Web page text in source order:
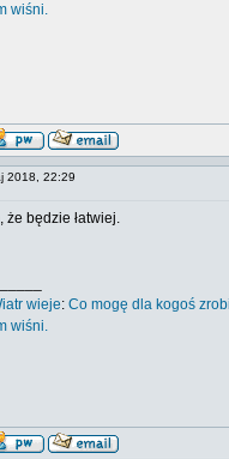
wiśni.
2018, 22:29
że będzie łatwiej.
wieje: Co mogę dla kogoś
wiśni.